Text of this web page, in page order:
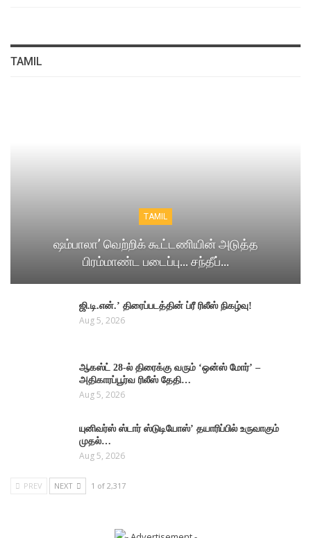
TAMIL
TAMIL
ஷம்பாலா’ வெற்றிக் கூட்டணியின் அடுத்த
பிரம்மாண்ட படைப்பு… சந்தீப்…
ஜி.டி.என்.’ திரைப்படத்தின் ப்ரீ ரிலீஸ் நிகழ்வு!
Aug 5, 2026
ஆகஸ்ட் 28-ல் திரைக்கு வரும் ‘ஒன்ஸ் மோர்’ –
அதிகாரப்பூர்வ ரிலீஸ் தேதி…
Aug 5, 2026
யுனிவர்ஸ் ஸ்டார் ஸ்டுடியோஸ்’ தயாரிப்பில் உருவாகும்
முதல்…
Aug 5, 2026
PREV NEXT 1 of 2,317